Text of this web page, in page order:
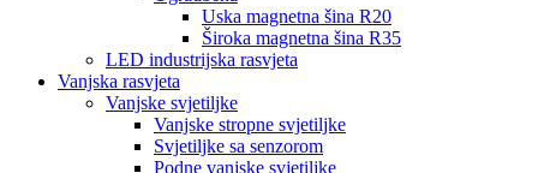
Uska magnetna šina R20
Široka magnetna šina R35
LED industrijska rasvjeta
Vanjska rasvjeta
Vanjske svjetiljke
Vanjske stropne svjetiljke
Svjetiljke sa senzorom
Podne vanjske svjetiljke